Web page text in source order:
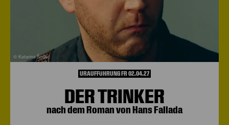
© Katarina Šoškić
URAUFFÜHRUNG FR 02.04.27
DER TRINKER
nach dem Roman von Hans Fallada